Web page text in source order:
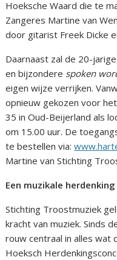
Hoeksche Waard die te
Zangeres Martine van
door gitarist Freek Dicke
Daarnaast zal de 20-
en bijzondere spoken
eigen wijze verrijken.
opnieuw gekozen voor
35 in Oud-Beijerland als
om 15.00 uur. De
te bestellen via:
Martine van Stichting
Een muzikale
Stichting Troostmuziek
kracht van muziek. Sinds
rouw centraal in alles
Hoeksch